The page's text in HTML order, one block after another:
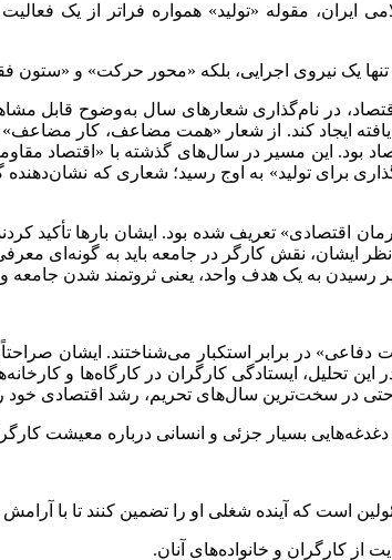
مقوله «تولید» همواره فراتر از یک
تنها یک نیروی اجرایی، بلکه «محور حرکت» و
در نام‌گذاری شعارهای سال به‌وضوح قابل
آخرین سال حیات ایشان در سال ۱۴۰۴ با شعار «سرمایه‌گذاری برای تولید»
اقتصادی» تعریف شده بود. ایشان بارها
ایشان، نقش کارگر در جامعه باید به گونه‌ای
رسیدن به یک هدف واحد، یعنی ثروتمند شدن جامعه
در برابر استکبار می‌شناختند. ایشان
تحلیل، ایستادگی کارگران در کارگاه‌ها و
در سخت‌ترین سال‌های تحریم، رشد اقتصادی
است که آینده شغلی او را تضمین کنند تا با آرامش
کارگران و خانواده‌های آنان.